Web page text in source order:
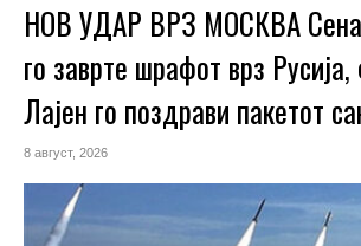
НОВ УДАР ВРЗ МОСКВА
го заврте шрафот врз
Лајен го поздрави пакетот
8 август, 2026